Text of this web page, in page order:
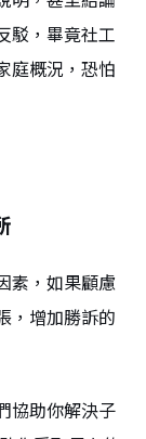
駁，畢竟社工
庭概況，恐怕
素，如果顧慮
，增加勝訴的
協助你解決子